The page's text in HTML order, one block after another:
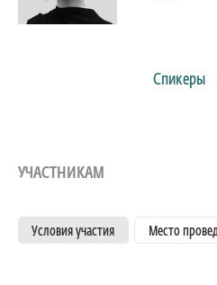
Спикеры
УЧАСТНИКАМ
Условия участия Место